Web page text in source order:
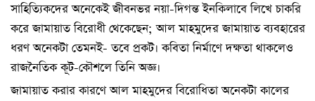
সাহিত্যিকদের অনেকেই জীবনভর নয়া-দিগন্ত ইনকিলাবে লিখে চাকরি
করে জামায়াত বিরোধী থেকেছেন; আল মাহমুদের জামায়াত ব্যবহারের
ধরণ অনেকটা তেমনই- তবে প্রকট। কবিতা নির্মাণে দক্ষতা থাকলেও
রাজনৈতিক কূট-কৌশলে তিনি অজ্ঞ।
জামায়াত করার কারণে আল মাহমুদের বিরোধিতা অনেকটা কালের